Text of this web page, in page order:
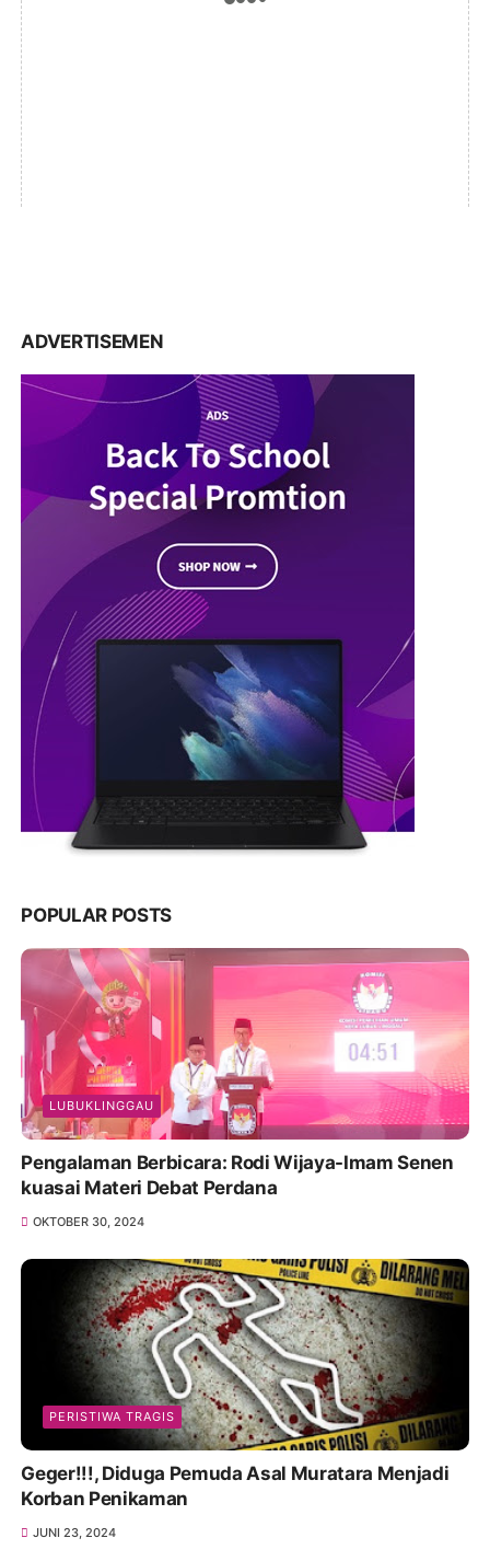
ADVERTISEMEN
POPULAR POSTS
LUBUKLINGGAU
Pengalaman Berbicara: Rodi Wijaya-Imam Senen
kuasai Materi Debat Perdana
OKTOBER 30, 2024
PERISTIWA TRAGIS
Geger!!!, Diduga Pemuda Asal Muratara Menjadi
Korban Penikaman
JUNI 23, 2024